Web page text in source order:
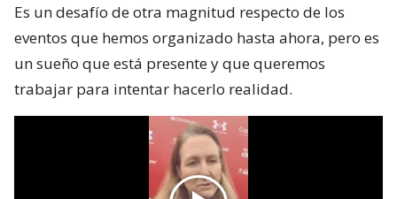
Es un desafío de otra magnitud respecto de los
eventos que hemos organizado hasta ahora, pero es
un sueño que está presente y que queremos
trabajar para intentar hacerlo realidad.